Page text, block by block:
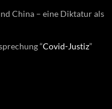
China – eine Diktatur als
“Covid-Justiz”